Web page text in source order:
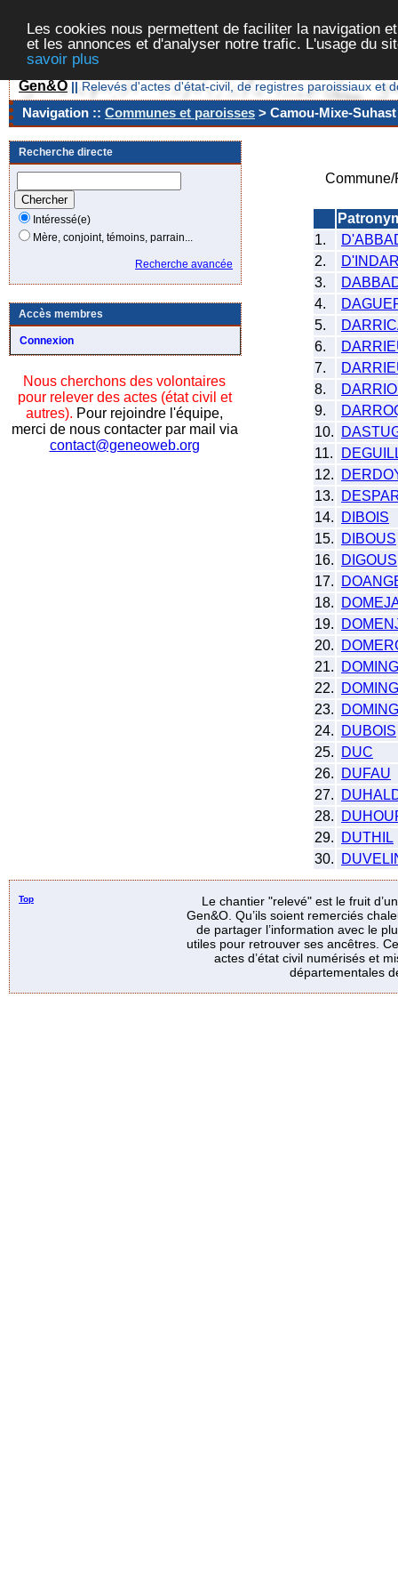
Les cookies nous permettent de faciliter la navigation
et les annonces et d'analyser notre trafic. L'usage du
savoir plus
Gen&O || Relevés d'actes d'état-civil, de registres paroissiaux et
Navigation :: Communes et paroisses > Camou-Mixe-
Recherche directe
Intéressé(e)
Mère, conjoint, témoins, parrain...
Recherche avancée
Accès membres
Connexion
Nous cherchons des volontaires
pour relever des actes (état civil et
autres). Pour rejoindre l'équipe,
merci de nous contacter par mail via
contact@geneoweb.org
1.
2.
3.
4.
5.
6.
7.
8.
9.
10.
11.
12.
13.
14.
DIBOIS
15.
DIBOUS
16.
DIGOUS
17.
18.
19.
20.
21.
22.
23.
24.
DUBOIS
25.
DUC
26.
DUFAU
27.
28.
29.
DUTHIL
30.
Top
Le chantier "relevé" est le fruit
Gen&O. Qu’ils soient remerciés
de partager l’information avec le
utiles pour retrouver ses ancêtres.
actes d’état civil numérisés et
départementales